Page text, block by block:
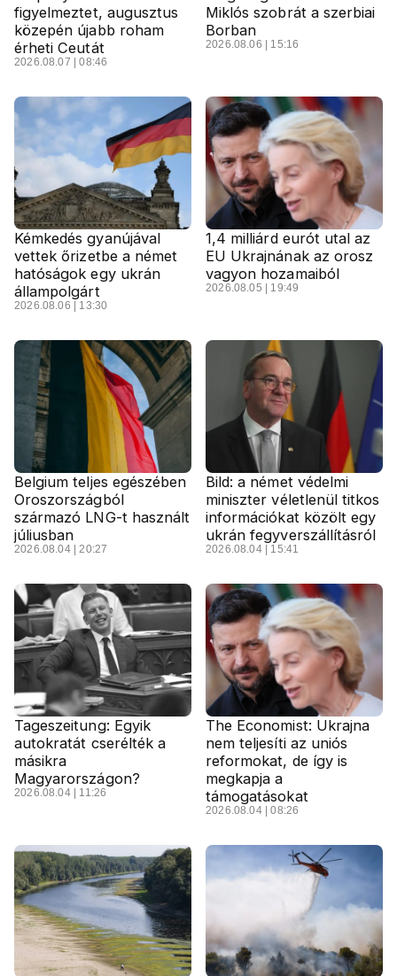
figyelmeztet, augusztus
közepén újabb roham
érheti Ceutát
2026.08.07 | 08:46
Miklós szobrát a szerbiai
Borban
2026.08.06 | 15:16
Kémkedés gyanújával
vettek őrizetbe a német
hatóságok egy ukrán
állampolgárt
2026.08.06 | 13:30
1,4 milliárd eurót utal az
EU Ukrajnának az orosz
vagyon hozamaiból
2026.08.05 | 19:49
Belgium teljes egészében
Oroszországból
származó LNG-t használt
júliusban
2026.08.04 | 20:27
Bild: a német védelmi
miniszter véletlenül titkos
információkat közölt egy
ukrán fegyverszállításról
2026.08.04 | 15:41
Tageszeitung: Egyik
autokratát cserélték a
másikra
Magyarországon?
2026.08.04 | 11:26
The Economist: Ukrajna
nem teljesíti az uniós
reformokat, de így is
megkapja a
támogatásokat
2026.08.04 | 08:26